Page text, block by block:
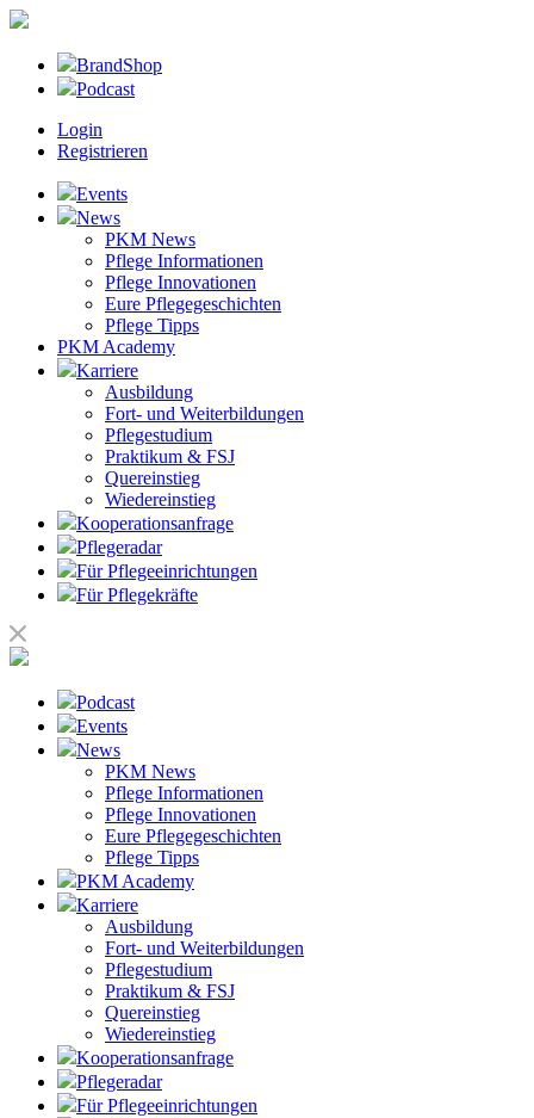
BrandShop
Podcast
Login
Registrieren
Events
News
PKM News
Pflege Informationen
Pflege Innovationen
Eure Pflegegeschichten
Pflege Tipps
PKM Academy
Karriere
Ausbildung
Fort- und Weiterbildungen
Pflegestudium
Praktikum & FSJ
Quereinstieg
Wiedereinstieg
Kooperationsanfrage
Pflegeradar
Für Pflegeeinrichtungen
Für Pflegekräfte
Podcast
Events
News
PKM News
Pflege Informationen
Pflege Innovationen
Eure Pflegegeschichten
Pflege Tipps
PKM Academy
Karriere
Ausbildung
Fort- und Weiterbildungen
Pflegestudium
Praktikum & FSJ
Quereinstieg
Wiedereinstieg
Kooperationsanfrage
Pflegeradar
Für Pflegeeinrichtungen